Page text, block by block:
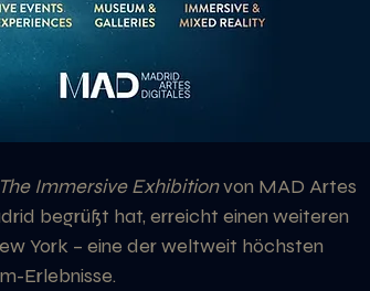
Immersive Exhibition von MAD Artes
begrüßt hat, erreicht einen weiteren
York – eine der weltweit höchsten
Erlebnisse.